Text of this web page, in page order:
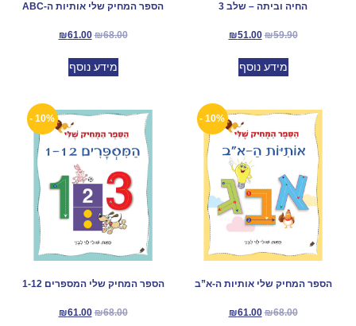
החיה וביתה – שלב 3
₪59.90
₪51.00
מידע נוסף
הספר המחיק שלי אותיות ה-ABC
₪68.00
₪61.00
מידע נוסף
10% -
הספר המחיק שלי אותיות ה-א”ב
₪68.00
₪61.00
10% -
הספר המחיק שלי המספרים 1-12
₪68.00
₪61.00